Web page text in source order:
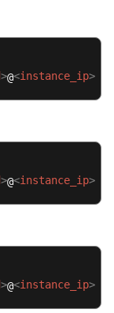
>@<instance_ip>
>@<instance_ip>
>@<instance_ip>